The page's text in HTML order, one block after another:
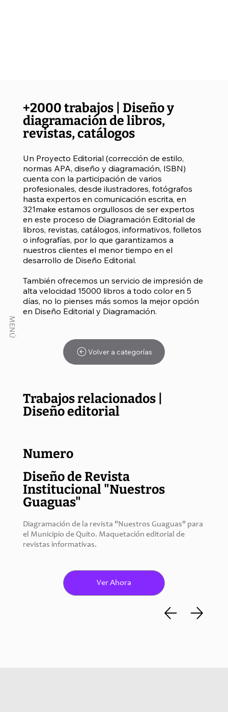
MENÚ
+2000 trabajos | Diseño y
diagramación de libros,
revistas, catálogos
Un Proyecto Editorial (corrección de estilo,
normas APA, diseño y diagramación, ISBN)
cuenta con la participación de varios
profesionales, desde ilustradores, fotógrafos
hasta expertos en comunicación escrita, en
321make estamos orgullosos de ser expertos
en este proceso de Diagramación Editorial de
libros, revistas, catálogos, informativos, folletos
o infografías, por lo que garantizamos a
nuestros clientes el menor tiempo en el
desarrollo de Diseño Editorial.
También ofrecemos un servicio de impresión de
alta velocidad 15000 libros a todo color en 5
días, no lo pienses más somos la mejor opción
en Diseño Editorial y Diagramación.
Trabajos relacionados |
Diseño editorial
Numero
Diseño de Revista
Institucional "Nuestros
Guaguas"
Diagramación de la revista "Nuestros Guaguas" para
el Municipio de Quito. Maquetación editorial de
revistas informativas.
Ver Ahora
Volver a categorías